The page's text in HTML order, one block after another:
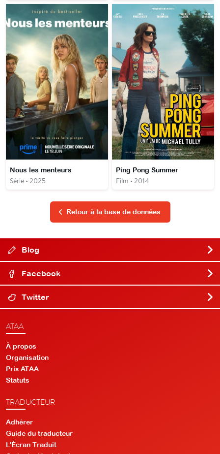
Nous les menteurs
Série • 2025
Ping Pong Summer
Film • 2014
Retour à la base de données
Blog
Facebook
Twitter
ATAA
À propos
Organisation
Prix ATAA
Statuts
TRADUCTEUR
Adhérer
Guide du traducteur
L'Écran Traduit